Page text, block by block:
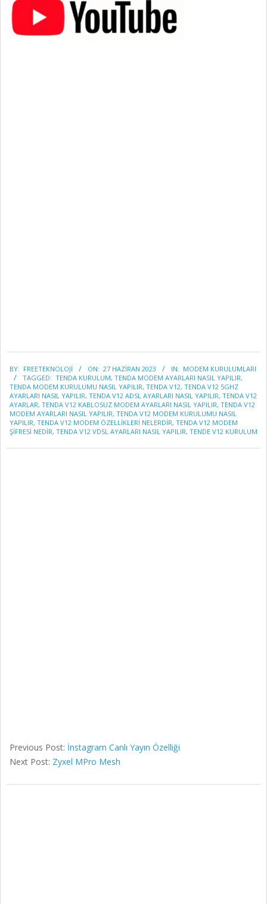
06-
27
BY: FREETEKNOLOJI ON: 27 HAZIRAN 2023 IN: MODEM KURULUMLARI
TAGGED: TENDA KURULUM, TENDA MODEM AYARLARI NASIL YAPILIR,
TENDA MODEM KURULUMU NASIL YAPILIR, TENDA V12, TENDA V12 5GHZ
AYARLARI NASIL YAPILIR, TENDA V12 ADSL AYARLARI NASIL YAPILIR, TENDA V12
AYARLAR, TENDA V12 KABLOSUZ MODEM AYARLARI NASIL YAPILIR, TENDA V12
MODEM AYARLARI NASIL YAPILIR, TENDA V12 MODEM KURULUMU NASIL
YAPILIR, TENDA V12 MODEM ÖZELLİKLERİ NELERDİR, TENDA V12 MODEM
ŞİFRESİ NEDİR, TENDA V12 VDSL AYARLARI NASIL YAPILIR, TENDE V12 KURULUM
Previous Post: İnstagram Canlı Yayın Özelliği
Next Post: Zyxel MPro Mesh